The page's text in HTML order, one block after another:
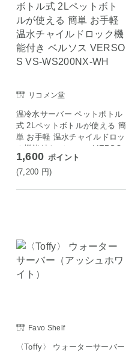
リコメン堂
温冷水サーバー ペットボトル
式 2Lペットボトルが使える 簡
単 お手軽 温水チャイルドロッ
ク機能付き ベルソス VERSO
S VS-WS200NX-WH
1,600 ポイント
(7,200 円)
Favo Shelf
〈Toffy〉 ウォーターサーバー